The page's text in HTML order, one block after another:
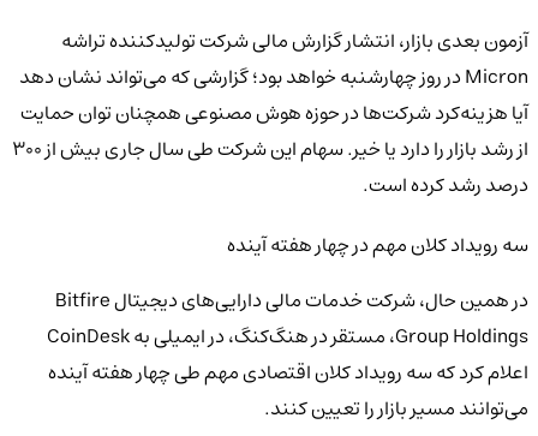
آزمون بعدی بازار، انتشار گزارش مالی شرکت تولیدکننده تراشه
Micron در روز چهارشنبه خواهد بود؛ گزارشی که می‌تواند نشان دهد
آیا هزینه‌کرد شرکت‌ها در حوزه هوش مصنوعی همچنان توان حمایت
از رشد بازار را دارد یا خیر. سهام این شرکت طی سال جاری بیش از ۳۰۰
درصد رشد کرده است.
سه رویداد کلان مهم در چهار هفته آینده
در همین حال، شرکت خدمات مالی دارایی‌های دیجیتال Bitfire
Group Holdings، مستقر در هنگ‌کنگ، در ایمیلی به CoinDesk
اعلام کرد که سه رویداد کلان اقتصادی مهم طی چهار هفته آینده
می‌توانند مسیر بازار را تعیین کنند.